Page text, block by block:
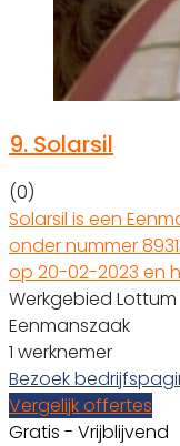
9. Solarsil
(0)
Solarsil is een
onder nummer
op 20-02-2023 en
Werkgebied Lottum
Eenmanszaak
1 werknemer
Bezoek
Vergelijk offertes
Gratis - Vrijblijvend